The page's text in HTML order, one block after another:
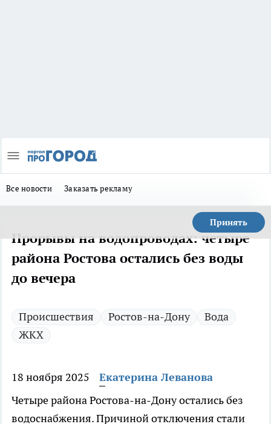
Все новости Заказать рекламу
Принять
Прорывы на водопроводах: четыре
района Ростова остались без воды
до вечера
Происшествия Ростов-на-Дону
Вода
ЖКХ
18 ноября 2025
Екатерина Леванова
Четыре района Ростова-на-Дону остались без
водоснабжения. Причиной отключения стали